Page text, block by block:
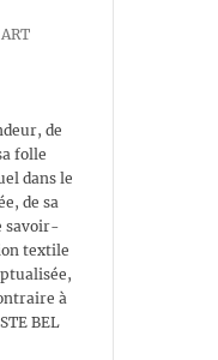
de
folle
dans le
de sa
savoir-
textile
à
BEL